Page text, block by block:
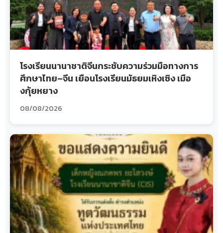
โรงเรียนนานาชาติจีนกระชับความร่วมมือทางการ
ศึกษาไทย–จีน เยือนโรงเรียนมัธยมเหิงเซิง เมือ
งกุ้ยหยาง
08/08/2026